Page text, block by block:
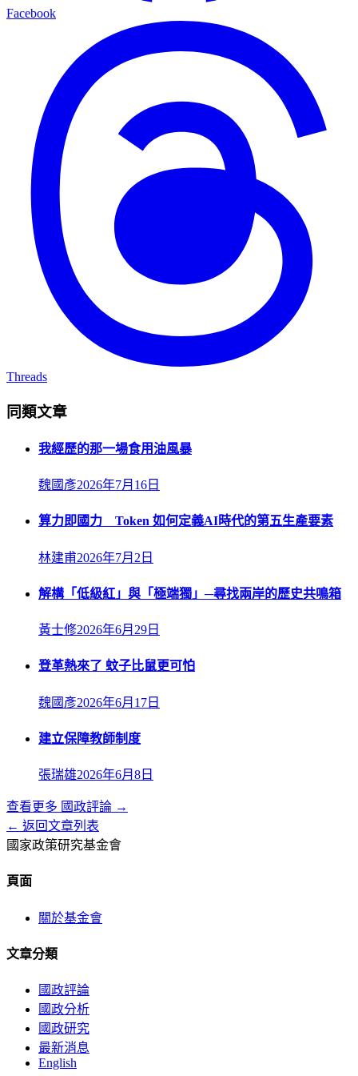
Facebook
Threads
同類文章
我經歷的那一場食用油風暴
魏國彥2026年7月16日
算力即國力 Token 如何定義AI時代的第五生產要素
林建甫2026年7月2日
解構「低級紅」與「極端獨」─尋找兩岸的歷史共鳴箱
黃士修2026年6月29日
登革熱來了 蚊子比鼠更可怕
魏國彥2026年6月17日
建立保障教師制度
張瑞雄2026年6月8日
查看更多 國政評論 →
← 返回文章列表
國家政策研究基金會
頁面
關於基金會
文章分類
國政評論
國政分析
國政研究
最新消息
English